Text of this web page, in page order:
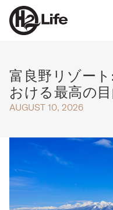
富良野リゾー
おける最高の
AUGUST 10, 2026